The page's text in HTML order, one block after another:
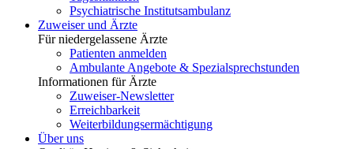
Psychiatrische Institutsambulanz
Zuweiser und Ärzte
Für niedergelassene Ärzte
Patienten anmelden
Ambulante Angebote & Spezialsprechstunden
Informationen für Ärzte
Zuweiser-Newsletter
Erreichbarkeit
Weiterbildungsermächtigung
Über uns